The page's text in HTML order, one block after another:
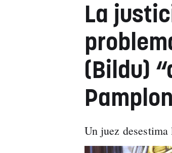
La
(Bildu)
Un juez